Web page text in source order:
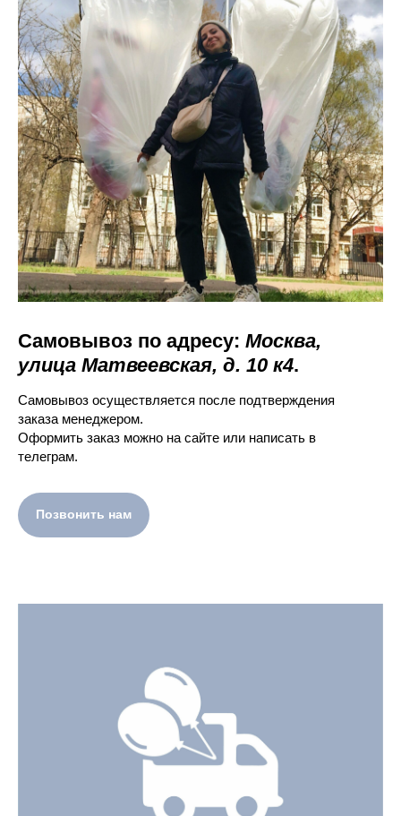
Самовывоз по адресу: Москва,
улица Матвеевская, д. 10 к4.
Самовывоз осуществляется после подтверждения
заказа менеджером.
Оформить заказ можно на сайте или написать в
телеграм.
Позвонить нам